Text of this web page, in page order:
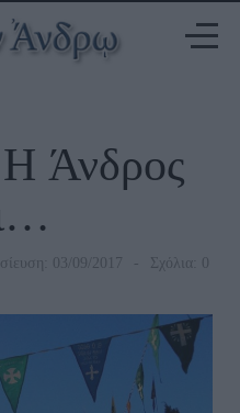
Άνδρος
03/09/2017 Σχόλια: 0